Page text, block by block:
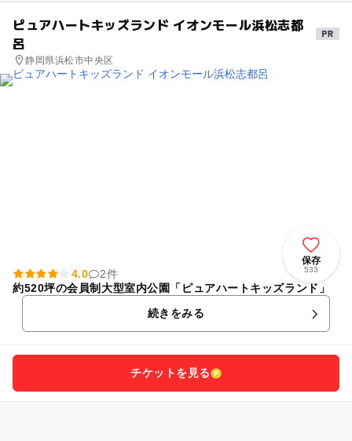
ピュアハートキッズランド イオンモール浜松志都
呂
静岡県浜松市中央区
保存
533
4.0
2件
約520坪の会員制大型室内公園「ピュアハートキッズランド」
続きをみる
チケットを見る